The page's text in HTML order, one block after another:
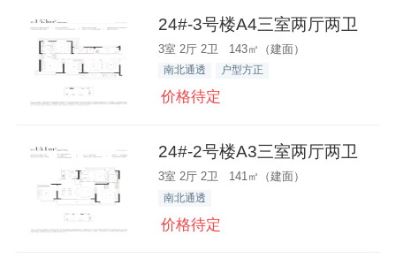
24#-3号楼A4三室两厅两卫
3室 2厅 2卫 143㎡（建面）
南北通透 户型方正
价格待定
24#-2号楼A3三室两厅两卫
3室 2厅 2卫 141㎡（建面）
南北通透
价格待定